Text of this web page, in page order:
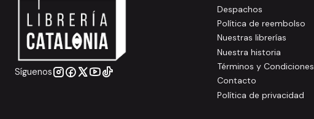
Síguenos
Despachos
Política de reembolso
Nuestras librerías
Nuestra historia
Términos y Condiciones
Contacto
Política de privacidad